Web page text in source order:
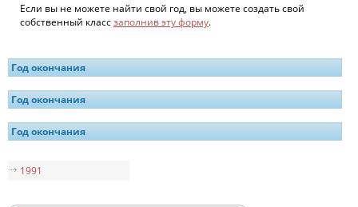
Если вы не можете найти свой год, вы можете создать свой
собственный классзаполнив эту форму.
Год окончания
Год окончания
Год окончания
1991